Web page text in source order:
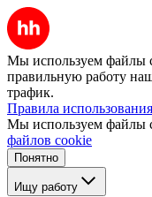
Мы используем файлы
правильную работу
трафик.
Правила
Мы используем файлы
файлов cookie
Понятно
Ищу работу